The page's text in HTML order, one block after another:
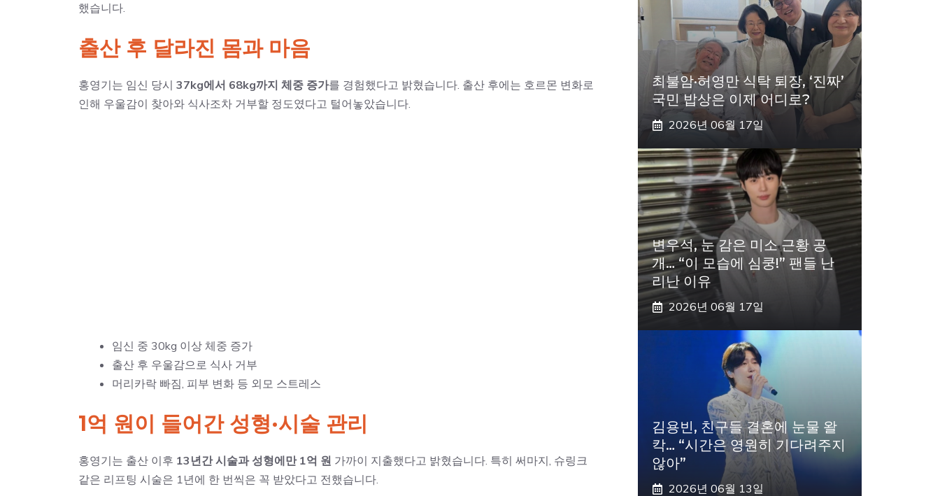
했습니다.
출산 후 달라진 몸과 마음
홍영기는 임신 당시 37kg에서 68kg까지 체중 증가를 경험했다고 밝혔습니다. 출산 후에는 호르몬 변화로
인해 우울감이 찾아와 식사조차 거부할 정도였다고 털어놓았습니다.
임신 중 30kg 이상 체중 증가
출산 후 우울감으로 식사 거부
머리카락 빠짐, 피부 변화 등 외모 스트레스
1억 원이 들어간 성형·시술 관리
홍영기는 출산 이후 13년간 시술과 성형에만 1억 원 가까이 지출했다고 밝혔습니다. 특히 써마지, 슈링크
같은 리프팅 시술은 1년에 한 번씩은 꼭 받았다고 전했습니다.
최불암·허영만 식탁 퇴장, ‘진짜’
국민 밥상은 이제 어디로?
2026년 06월 17일
변우석, 눈 감은 미소 근황 공
개… “이 모습에 심쿵!” 팬들 난
리난 이유
2026년 06월 17일
김용빈, 친구들 결혼에 눈물 왈
칵… “시간은 영원히 기다려주지
않아”
2026년 06월 13일